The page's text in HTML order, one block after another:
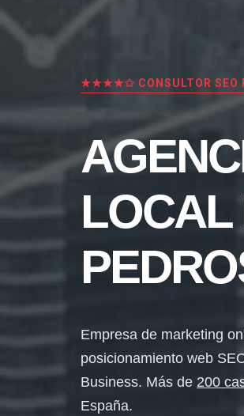
★★★★✩ CONSULTOR SEO
LOCAL
Empresa de marketing
posicionamiento web
Business. Más de 200
España.